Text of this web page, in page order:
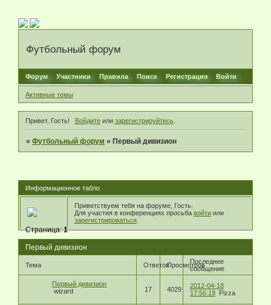
Футбольный форум
Форум Участники Правила Поиск Регистрация Войти
Активные темы
Привет, Гость! Войдитеили зарегистрируйтесь.
»Футбольный форум » Первый дивизион
Информационное табло
Приветствуем тебя на форуме, Гость.
Для участия в конференциях просьба войти или
зарегистрироваться
Первый дивизион
Страница:1
Тема ОтветовПросмотровПоследнее
сообщение
Первый дивизион
wizard
17 4029
2012-04-18
17:56:19 Pizza